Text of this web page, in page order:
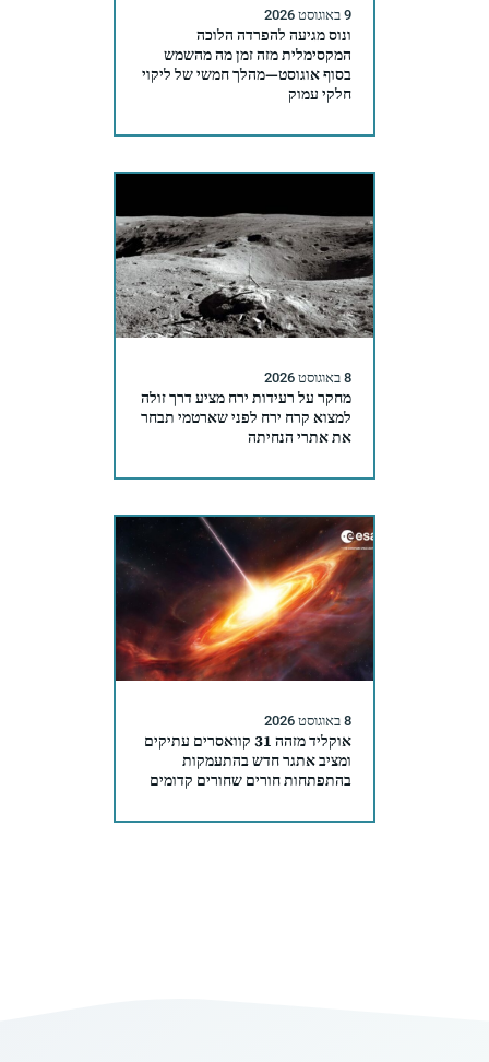
9 באוגוסט 2026
ונוס מגיעה להפרדה הלוכה
המקסימלית מזה זמן מה מהשמש
בסוף אוגוסט—מהלך חמשי של ליקוי
חלקי עמוק
8 באוגוסט 2026
מחקר על רעידות ירח מציע דרך זולה
למצוא קרח ירח לפני שארטמי תבחר
את אתרי הנחיתה
8 באוגוסט 2026
אוקליד מזהה 31 קוואסרים עתיקים
ומציב אתגר חדש בהתעמקות
בהתפתחות חורים שחורים קדומים